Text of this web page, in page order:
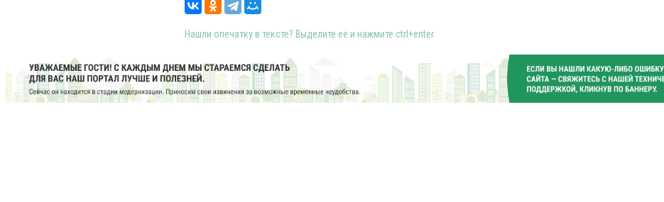
Нашли опечатку в тексте? Выделите её и нажмите ctrl+enter